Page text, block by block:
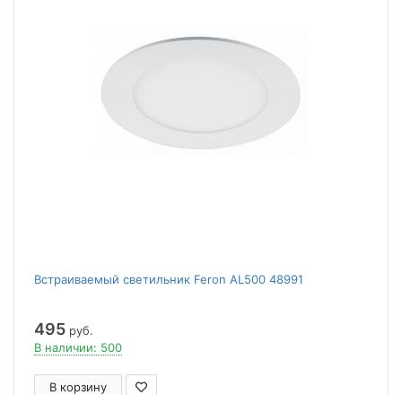
Встраиваемый светильник Feron AL500 48991
495 руб.
В наличии: 500
В корзину